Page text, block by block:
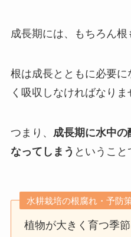
成長期には、もちろん根
根は成長とともに必要
く吸収しなければなりま
つまり、 成長期に水中の
なってしまう ということ
水耕栽培の根腐れ・予防
植物が大きく育つ季